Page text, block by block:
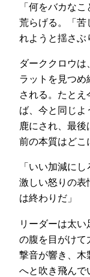
「何をバカな
荒らげる。「苦
れようと揺さぶ
ダーククロウ
ラットを見つ
される。たと
ば、今と同じ
鹿にされ、最
前の本質はどこ
「いい加減に
激しい怒りの表
は終わりだ」
リーダーは太
の腹を目がけて
撃音が響き、木
へと吹き飛ん